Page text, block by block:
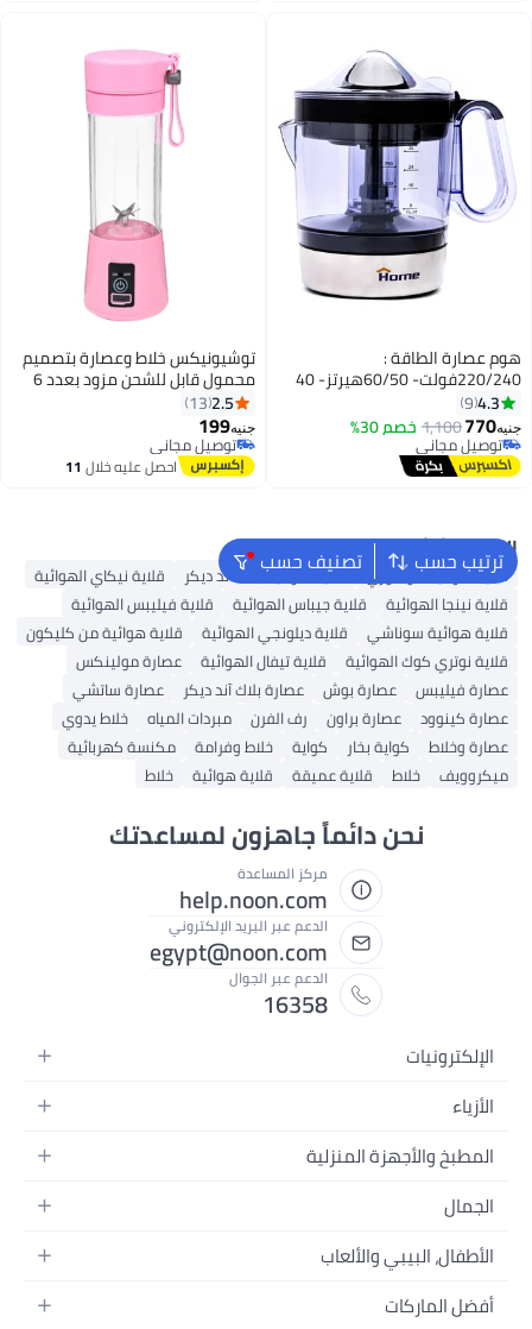
هوم عصارة الطاقة :
220/240فولت- 60/50هيرتز- 40
وات . السعة :1 لتر. 2 مخروط ضغط .
تدور في اتجاهين. تتميز بوجود
مصفاة بها. الغلق التلقائي عند
ايقاف الضغط.
4.3
9
جنيه770
1,100خصم 30%
توصيل مجاني
توصيل مجاني
توشيونيكس خلاط وعصارة بتصميم
محمول قابل للشحن مزود بعدد 6
شفرات 380 ml 1000 W HM-03
وردي
2.5
13
جنيه199
توصيل مجاني
توصيل مجانياحصل عليه خلال 11
ترتيب حسب تصنيف حسب البحث الشائع
قلاية هوائية كوسوري قلاية هوائية بلاك اند ديكر
قلاية نيكاي الهوائية
قلاية نينجا الهوائية
قلاية جيباس الهوائية
قلاية فيليبس الهوائية
قلاية هوائية سوناشي
قلاية ديلونجي الهوائية
قلاية هوائية من كليكون
قلاية نوتري كوك الهوائية
قلاية تيفال الهوائية
عصارة مولينكس
عصارة فيليبس
عصارة بوش عصارة بلاك آند ديكر
عصارة ساتشي
عصارة كينوود
عصارة براون رف الفرن مبردات المياه
خلاط يدوي
عصارة وخلاط
كواية بخار كواية خلاط وفرامة
مكنسة كهربائية
ميكروويف
خلاط قلاية عميقة قلاية هوائية خلاط
نحن دائماً جاهزون لمساعدتك
مركز المساعدة
help.noon.com
الدعم عبر البريد الإلكتروني
egypt@noon.com
الدعم عبر الجوال
16358
الإلكترونيات
الهواتف المتحركة
أجهزة الكمبيوتر المحمولة
الأجهزة المنزلية
التلفزيونات
سماعات الرأس
الأزياء
أزياء نسائية
أزياء البنات
أزياء الأولاد
ساعات يد للنساء
المطبخ والأجهزة المنزلية
المطبخ وأدوات الطعام
مستلزمات الحمام
ديكورات المنازل
الجمال
العطور النسائية
المكياج
الأطفال، البيبي والألعاب
عربات الأطفال وإكسسواراتها
أفضل الماركات